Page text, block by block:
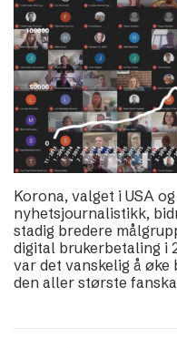
Korona, valget i USA
nyhetsjournalistikk,
stadig bredere
digital brukerbetaling i
var det vanskelig å
den aller største